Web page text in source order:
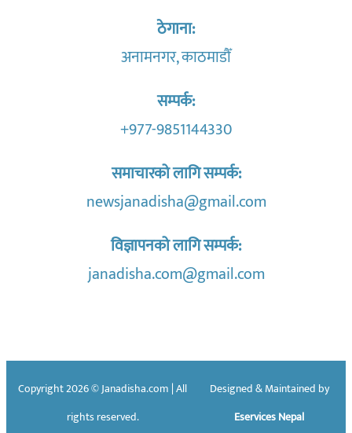
ठेगाना:
अनामनगर, काठमाडौँ
सम्पर्क:
+977-9851144330
समाचारको लागि सम्पर्क:
newsjanadisha@gmail.com
विज्ञापनको लागि सम्पर्क:
janadisha.com@gmail.com
Copyright 2026 © Janadisha.com | All
rights reserved.
Designed & Maintained by
Eservices Nepal